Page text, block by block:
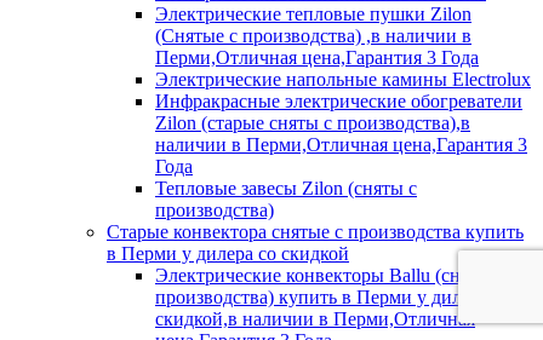
Электрические тепловые пушки Zilon
(Снятые с производства) ,в наличии в
Перми,Отличная цена,Гарантия 3 Года
Электрические напольные камины Electrolux
Инфракрасные электрические обогреватели
Zilon (старые сняты с производства),в
наличии в Перми,Отличная цена,Гарантия 3
Года
Тепловые завесы Zilon (сняты с
производства)
Старые конвектора снятые с производства купить
в Перми у дилера со скидкой
Электрические конвекторы Ballu (снятые с
производства) купить в Перми у дилера со
скидкой,в наличии в Перми,Отличная